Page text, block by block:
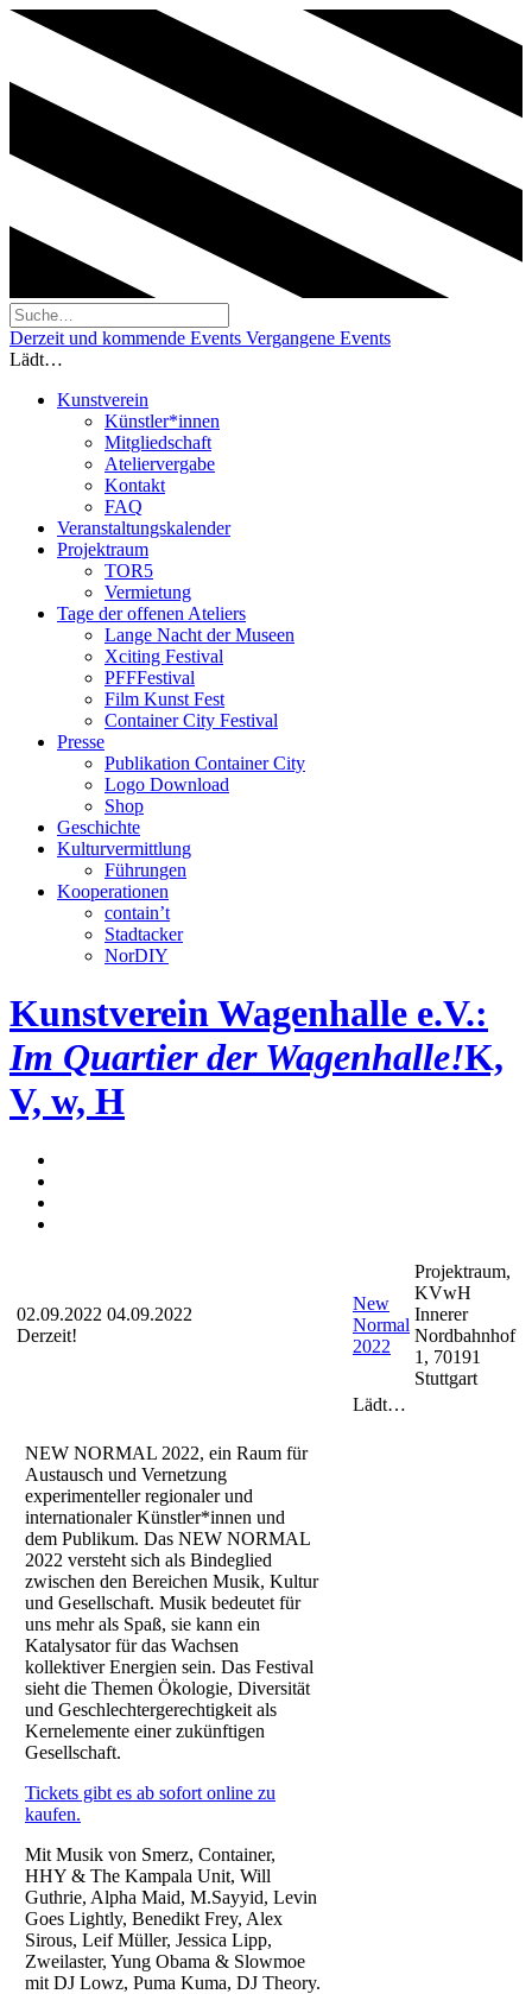
Derzeit und kommende Events Vergangene Events
Lädt…
Kunstverein
Künstler*innen
Mitgliedschaft
Ateliervergabe
Kontakt
FAQ
Veranstaltungskalender
Projektraum
TOR5
Vermietung
Tage der offenen Ateliers
Lange Nacht der Museen
Xciting Festival
PFFFestival
Film Kunst Fest
Container City Festival
Presse
Publikation Container City
Logo Download
Shop
Geschichte
Kulturvermittlung
Führungen
Kooperationen
contain’t
Stadtacker
NorDIY
Kunstverein Wagenhalle e.V.:
Im Quartier der Wagenhalle!K,
V, w, H
02.09.2022 04.09.2022
Derzeit!
New
Normal
2022
Projektraum,
KVwH
Innerer
Nordbahnhof
1, 70191
Stuttgart
Lädt…
NEW NORMAL 2022, ein Raum für
Austausch und Vernetzung
experimenteller regionaler und
internationaler Künstler*innen und
dem Publikum. Das NEW NORMAL
2022 versteht sich als Bindeglied
zwischen den Bereichen Musik, Kultur
und Gesellschaft. Musik bedeutet für
uns mehr als Spaß, sie kann ein
Katalysator für das Wachsen
kollektiver Energien sein. Das Festival
sieht die Themen Ökologie, Diversität
und Geschlechtergerechtigkeit als
Kernelemente einer zukünftigen
Gesellschaft.
Tickets gibt es ab sofort online zu
kaufen.
Mit Musik von Smerz, Container,
HHY & The Kampala Unit, Will
Guthrie, Alpha Maid, M.Sayyid, Levin
Goes Lightly, Benedikt Frey, Alex
Sirous, Leif Müller, Jessica Lipp,
Zweilaster, Yung Obama & Slowmoe
mit DJ Lowz, Puma Kuma, DJ Theory.